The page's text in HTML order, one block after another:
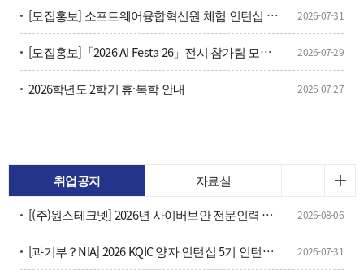
[모집홍보] 소프트웨어융합혁신원 체험 인턴십 모집(상시) 2026-07-31
[모집홍보]「2026 AI Festa 26」전시 참가팀 모집(~8/20(목)) 2026-07-29
2026학년도 2학기 휴·복학 안내 2026-07-27
취업공지
자료실
[(주)원스테크넷] 2026년 사이버보안 전문인력 양성과정 및 채용연계 교육생 9기 모집(부산)
2026-08-06
[과기부？NIA] 2026 KQIC 양자 인턴십 5기 인턴사원 모집(~8/14) 2026-07-31